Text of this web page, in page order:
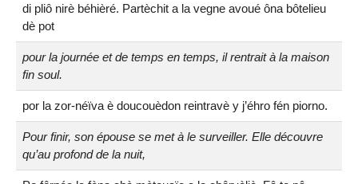
di pliô nirè béhièré. Partèchit a la vegne avoué ôna bôtelieu
dè pot
pour la journée et de temps en temps, il rentrait à la maison
fin soul.
por la zor-néïva è doucouèdon reintravè y j’éhro fén piorno.
Pour finir, son épouse se met à le surveiller. Elle découvre
qu’au profond de la nuit,